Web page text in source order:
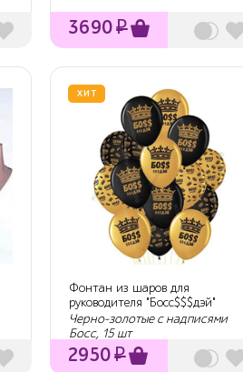
3690₽
ХИТ
Фонтан из шаров для
руководителя "Босс$$$дэй"
Черно-золотые с надписями
Босс, 15 шт
2950₽